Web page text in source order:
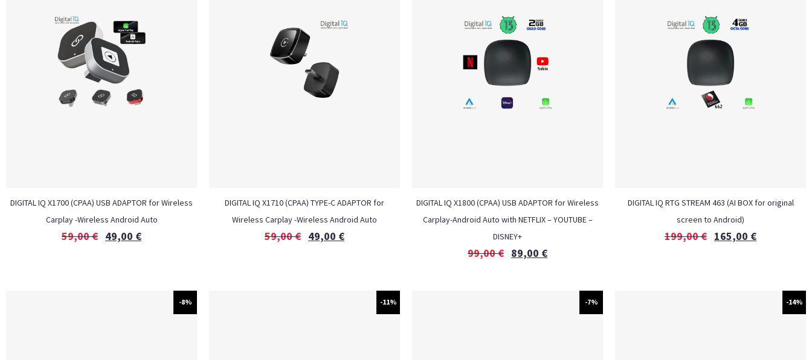
DIGITAL IQ X1700 (CPAA) USB ADAPTOR for Wireless
Carplay -Wireless Android Auto
59,00€ 49,00 €
DIGITAL IQ X1710 (CPAA) TYPE-C ADAPTOR for
Wireless Carplay -Wireless Android Auto
59,00€ 49,00 €
DIGITAL IQ X1800 (CPAA) USB ADAPTOR for Wireless
Carplay-Android Auto with NETFLIX – YOUTUBE –
DISNEY+
99,00€ 89,00 €
DIGITAL IQ RTG STREAM 463 (AI BOX for original
screen to Android)
199,00€ 165,00 €
-8% -11% -7% -14%